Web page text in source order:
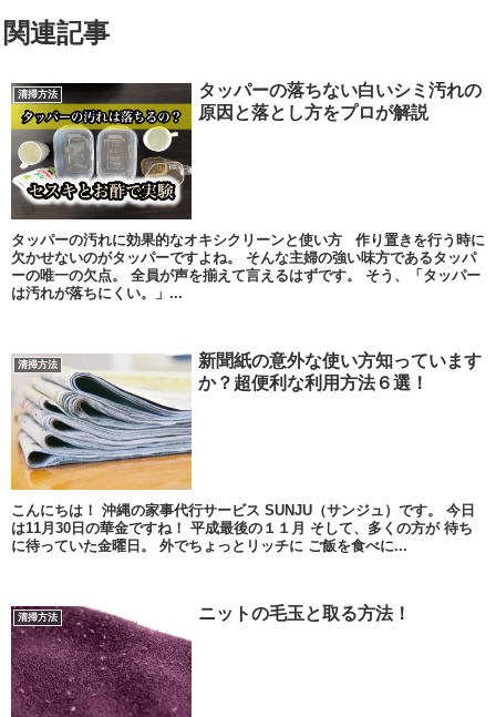
関連記事
清掃方法
タッパーの落ちない白いシミ汚れの
原因と落とし方をプロが解説
タッパーの汚れに効果的なオキシクリーンと使い方 作り置きを行う時に
欠かせないのがタッパーですよね。 そんな主婦の強い味方であるタッパ
ーの唯一の欠点。 全員が声を揃えて言えるはずです。 そう、「タッパー
は汚れが落ちにくい。」...
清掃方法
新聞紙の意外な使い方知っています
か？超便利な利用方法６選！
こんにちは！ 沖縄の家事代行サービス SUNJU（サンジュ）です。 今日
は11月30日の華金ですね！ 平成最後の１１月 そして、多くの方が 待ち
に待っていた金曜日。 外でちょっとリッチに ご飯を食べに...
清掃方法 ニットの毛玉と取る方法！